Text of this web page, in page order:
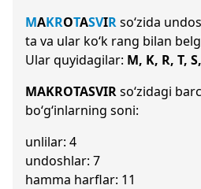
MAKROTASVIRso‘zida
ta va ular ko‘k rang bilan
Ular quyidagilar: M, K, R, T,
MAKROTASVIRso‘zidagi
bo‘g‘inlarning soni:
unlilar: 4
undoshlar: 7
hamma harflar: 11